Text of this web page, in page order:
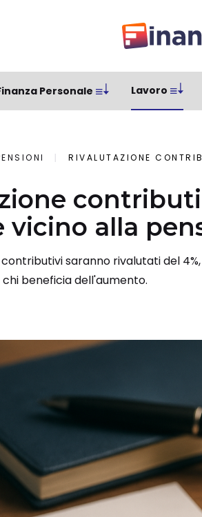
Personale Lavoro
RIVALUTAZIONE
vicino alla
saranno rivalutati del
beneficia dell'aumento.